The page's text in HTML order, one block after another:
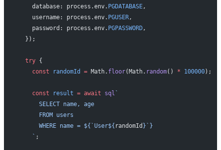
    database: process.env.
PGDATABASE,
    username: process.env.
PGUSER,
    password: process.env.
PGPASSWORD,
  });
  try
{
    const
randomId = Math. floor(Math. random() * 100000);
    const
result = await sql `
      SELECT name, age
      FROM users
      WHERE name = ${`User${
randomId }`}
    `
;